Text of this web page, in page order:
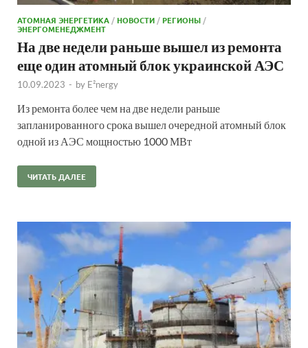
АТОМНАЯ ЭНЕРГЕТИКА /НОВОСТИ /РЕГИОНЫ /
ЭНЕРГОМЕНЕДЖМЕНТ
На две недели раньше вышел из ремонта
еще один атомный блок украинской АЭС
10.09.2023 - by E²nergy
Из ремонта более чем на две недели раньше
запланированного срока вышел очередной атомный блок
одной из АЭС мощностью 1000 МВт
ЧИТАТЬ ДАЛЕЕ